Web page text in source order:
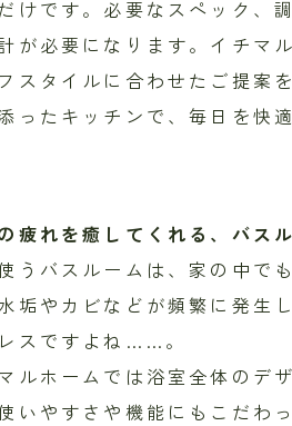
けです。必要なスペック、
が必要になります。イチマ
スタイルに合わせたご提案
ったキッチンで、毎日を快
疲れを癒してくれる、バス
うバスルームは、家の中で
垢やカビなどが頻繁に発生
スですよね……。
ルホームでは浴室全体のデ
いやすさや機能にもこだわ